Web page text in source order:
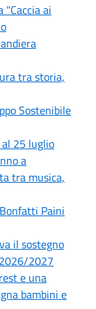
"Caccia ai
tra storia,
Sostenibile
25 luglio
a
tra musica,
Paini
il sostegno
2027
e una
bambini e